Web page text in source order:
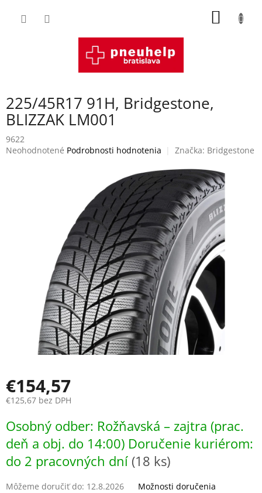
225/45R17 91H, Bridgestone,
BLIZZAK LM001
9622
Priemerné
Neohodnotené Podrobnosti hodnotenia Značka: Bridgestone
€154,57
€125,67 bez DPH
cena:
Osobný odber: Rožňavská – zajtra (prac.
deň a obj. do 14:00) Doručenie kuriérom:
do 2 pracovných dní (18 ks)
Môžeme doručiť do: 12.8.2026 Možnosti doručenia